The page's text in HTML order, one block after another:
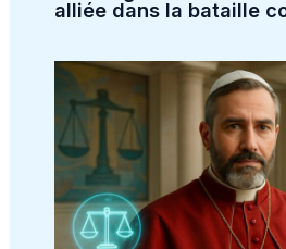
alliée dans la bataille